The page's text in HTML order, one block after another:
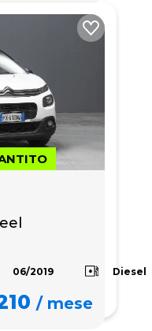
06/2019 Diesel
/mese